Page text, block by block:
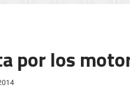
por los